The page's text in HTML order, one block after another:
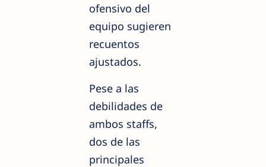
ofensivo del
equipo sugieren
recuentos
ajustados.
Pese a las
debilidades de
ambos staffs,
dos de las
principales